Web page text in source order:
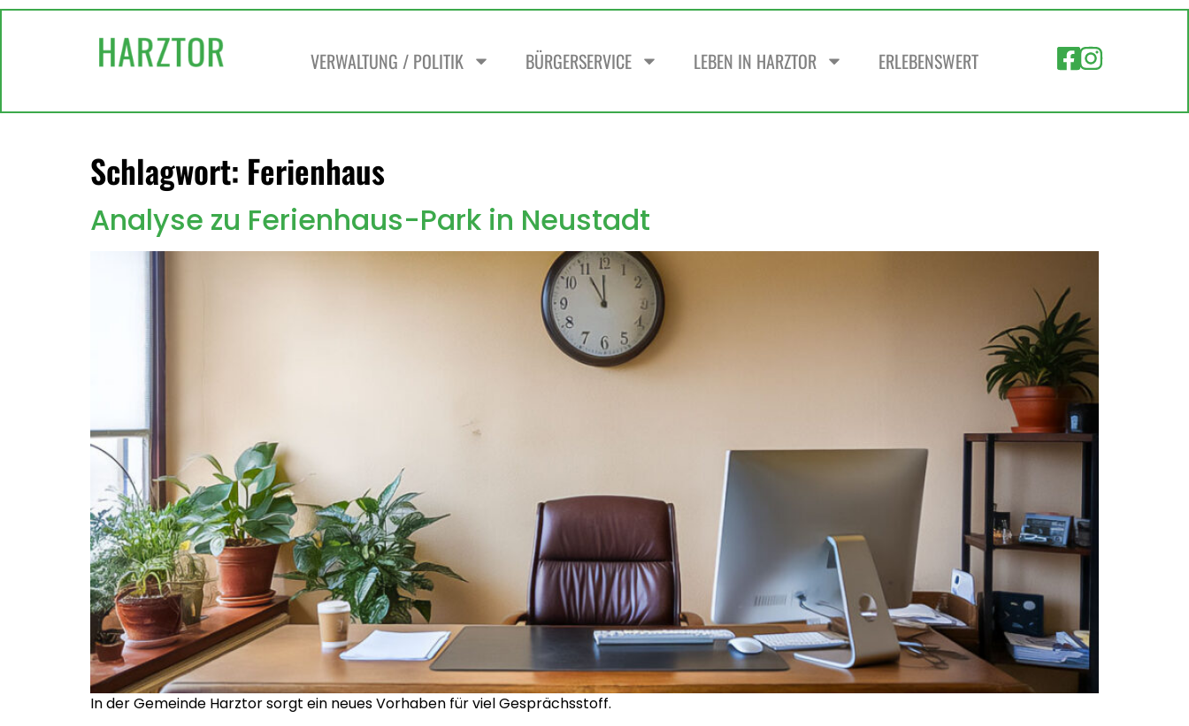
VERWALTUNG / POLITIK BÜRGERSERVICE LEBEN IN HARZTOR ERLEBENSWERT
Schlagwort: Ferienhaus
Analyse zu Ferienhaus-Park in Neustadt
In der Gemeinde Harztor sorgt ein neues Vorhaben für viel Gesprächsstoff.